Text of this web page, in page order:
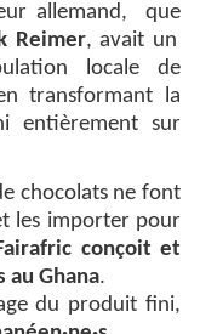
allemand,
que
Reimer, avait un
locale de
transformant la
entièrement sur
chocolats ne font
les importer pour
conçoit et
Ghana.
du produit fini,